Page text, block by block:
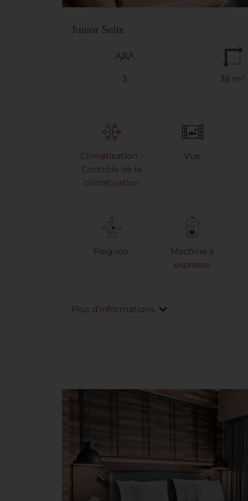
Junior Suite
3 35 m²
Climatisation -
Contrôle de la
climatisation
Vue
Peignoir
Machine à
expresso
Plus d’informations